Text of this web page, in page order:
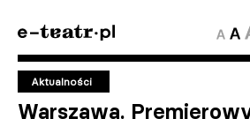
Aktualności
Warszawa.